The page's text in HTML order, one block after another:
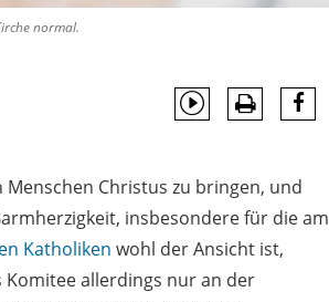
normal.
Christus zu bringen, und
insbesondere für die am
Katholiken wohl der Ansicht ist,
allerdings nur an der